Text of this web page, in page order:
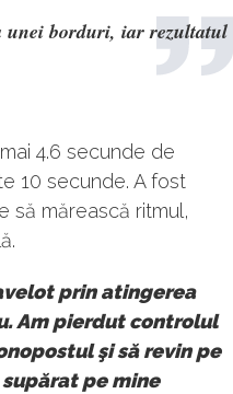
unei borduri, iar rezultatul
4.6 secunde de
10 secunde. A fost
să mărească ritmul,
prin atingerea
Am pierdut controlul
şi să revin pe
pe mine